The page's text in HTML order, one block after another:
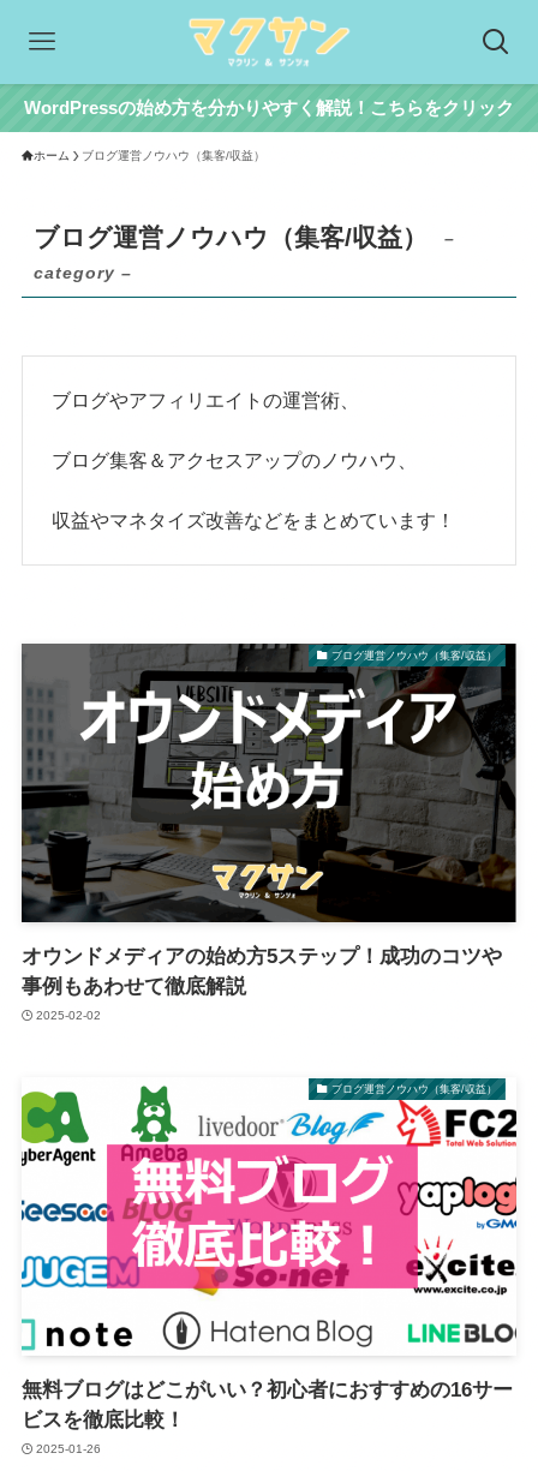
WordPressの始め方を分かりやすく解説！こちらをクリック
ホーム ブログ運営ノウハウ（集客/収益）
ブログ運営ノウハウ（集客/収益）
–
category –
ブログやアフィリエイトの運営術、
ブログ集客＆アクセスアップのノウハウ、
収益やマネタイズ改善などをまとめています！
ブログ運営ノウハウ（集客/収益）
オウンドメディアの始め方5ステップ！成功のコツや
事例もあわせて徹底解説
2025-02-02
ブログ運営ノウハウ（集客/収益）
無料ブログはどこがいい？初心者におすすめの16サー
ビスを徹底比較！
2025-01-26